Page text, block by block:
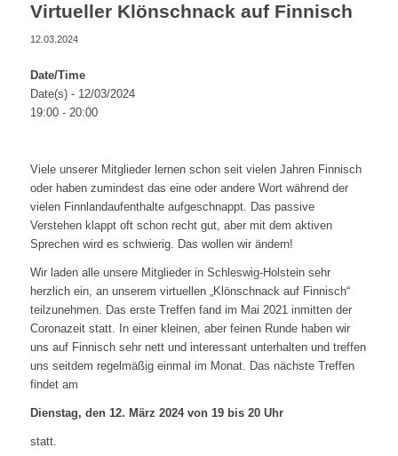
Virtueller Klönschnack auf Finnisch
12.03.2024
Date/Time
Date(s) - 12/03/2024
19:00 - 20:00
Viele unserer Mitglieder lernen schon seit vielen Jahren Finnisch
oder haben zumindest das eine oder andere Wort während der
vielen Finnlandaufenthalte aufgeschnappt. Das passive
Verstehen klappt oft schon recht gut, aber mit dem aktiven
Sprechen wird es schwierig. Das wollen wir ändern!
Wir laden alle unsere Mitglieder in Schleswig-Holstein sehr
herzlich ein, an unserem virtuellen „Klönschnack auf Finnisch“
teilzunehmen. Das erste Treffen fand im Mai 2021 inmitten der
Coronazeit statt. In einer kleinen, aber feinen Runde haben wir
uns auf Finnisch sehr nett und interessant unterhalten und treffen
uns seitdem regelmäßig einmal im Monat. Das nächste Treffen
findet am
Dienstag, den 12. März 2024 von 19 bis 20 Uhr
statt.